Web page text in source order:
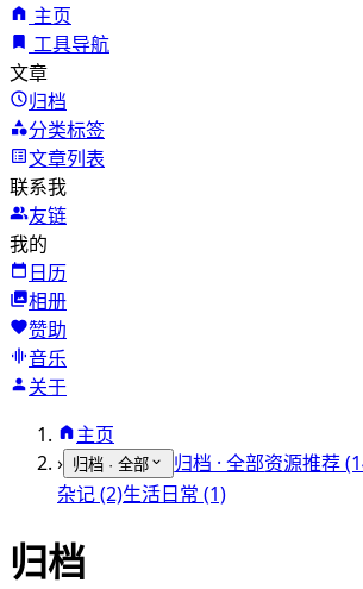
主页
工具导航
文章
归档
分类标签
文章列表
联系我
友链
我的
日历
相册
赞助
音乐
关于
主页
› 归档 · 全部 归档 · 全部资源推荐
杂记 (2)生活日常 (1)
归档